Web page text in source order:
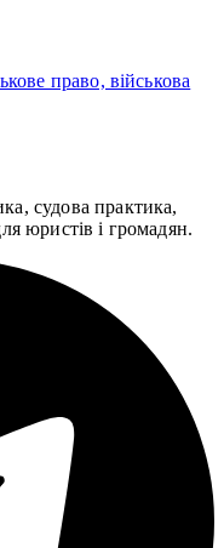
право, військова
судова практика,
юристів і громадян.